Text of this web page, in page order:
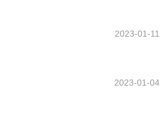
2023-01-11
2023-01-04